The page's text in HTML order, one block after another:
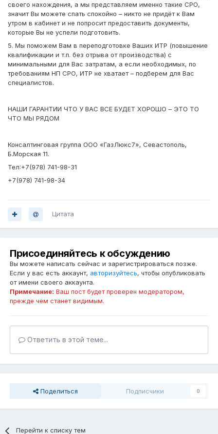
своего нахождения, а мы представляем именно такие СРО,
значит Вы можете спать спокойно – никто не придёт к Вам
утром в кабинет и не попросит предоставить документы,
которые Вы не успели подготовить.
5. Мы поможем Вам в переподготовке Ваших ИТР (повышение
квалификации и т.п. без отрыва от производства) с
минимальными для Вас затратам, а если необходимых, по
требованиям НП СРО, ИТР не хватает – подберем для Вас
специалистов.
НАШИ ГАРАНТИИ ЧТО У ВАС ВСЕ БУДЕТ ХОРОШО – ЭТО ТО
ЧТО МЫ РЯДОМ
Консалтинговая группа ООО «ГазЛюкс7», Севастополь,
Б.Морская 11.
Тел:+7(978) 741-98-31
+7(978) 741-98-34
Цитата
Присоединяйтесь к обсуждению
Вы можете написать сейчас и зарегистрироваться позже.
Если у вас есть аккаунт, авторизуйтесь, чтобы опубликовать
от имени своего аккаунта.
Примечание: Ваш пост будет проверен модератором,
прежде чем станет видимым.
Ответить в этой теме...
Поделиться Подписчики 0
Перейти к списку тем